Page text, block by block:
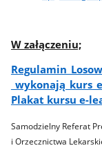
W załączeniu;
Plakat kursu e-
Samodzielny Referat
i Orzecznictwa